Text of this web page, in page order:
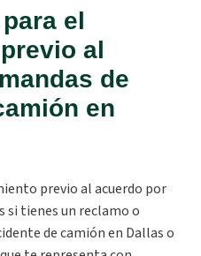
el
al
de
en
previo al acuerdo por
si tienes un reclamo o
de camión en Dallas o